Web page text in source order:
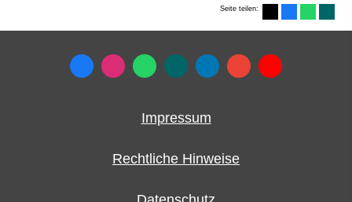
Seite teilen:
Impressum
Rechtliche Hinweise